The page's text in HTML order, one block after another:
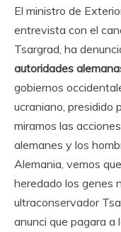
El ministro de
entrevista con el
Tsargrad, ha
autoridades
gobiernos
ucraniano, presidido
miramos las
alemanes y los
Alemania, vemos
heredado los genes
ultraconservador
anunci que pagara a